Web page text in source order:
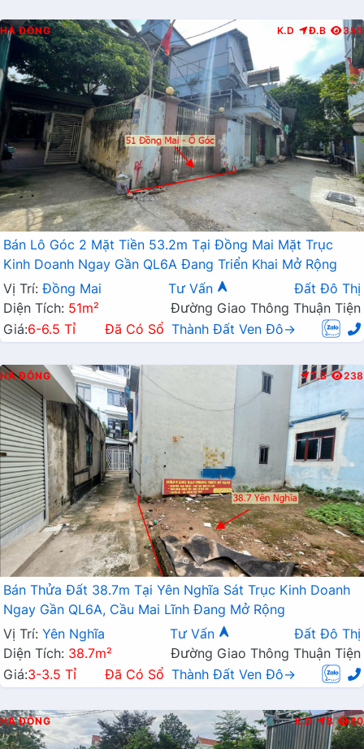
HÀ ĐÔNG K.D Đ.B 353
Bán Lô Góc 2 Mặt Tiền 53.2m Tại Đồng Mai Mặt Trục
Kinh Doanh Ngay Gần QL6A Đang Triển Khai Mở Rộng
Vị Trí: Đồng Mai Tư Vấn
Đất Đô Thị
Diện Tích: 51m²
Đường Giao Thông Thuận Tiện
Giá:6-6.5 Tỉ Đã Có Sổ Thành Đất Ven Đô→
HÀ ĐÔNG T.B 238
Bán Thửa Đất 38.7m Tại Yên Nghĩa Sát Trục Kinh Doanh
Ngay Gần QL6A, Cầu Mai Lĩnh Đang Mở Rộng
Vị Trí: Yên Nghĩa Tư Vấn
Đất Đô Thị
Diện Tích: 38.7m²
Đường Giao Thông Thuận Tiện
Giá:3-3.5 Tỉ Đã Có Sổ Thành Đất Ven Đô→
HÀ ĐÔNG K.D B 80